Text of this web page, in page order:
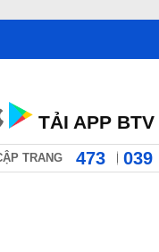
TẢI APP BTV
473 039
TRANG